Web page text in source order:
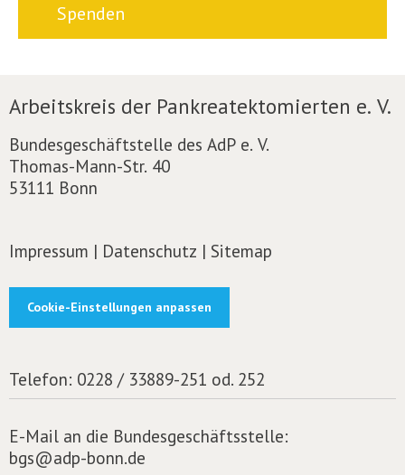
Spenden
Arbeitskreis der Pankreatektomierten e. V.
Bundesgeschäftstelle des AdP e. V.
Thomas-Mann-Str. 40
53111 Bonn
Impressum | Datenschutz | Sitemap
Cookie-Einstellungen anpassen
Telefon: 0228 / 33889-251 od. 252
E-Mail an die Bundesgeschäftsstelle:
bgs@adp-bonn.de